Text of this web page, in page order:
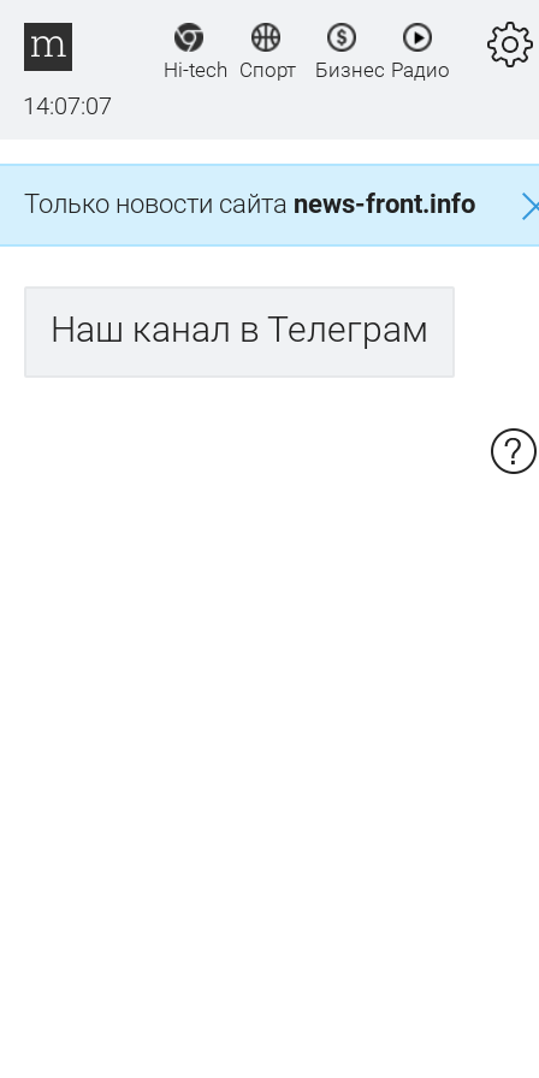
14:07:07
Hi-tech Спорт Бизнес Радио
Только новости сайта news-front.info
Наш канал в Телеграм